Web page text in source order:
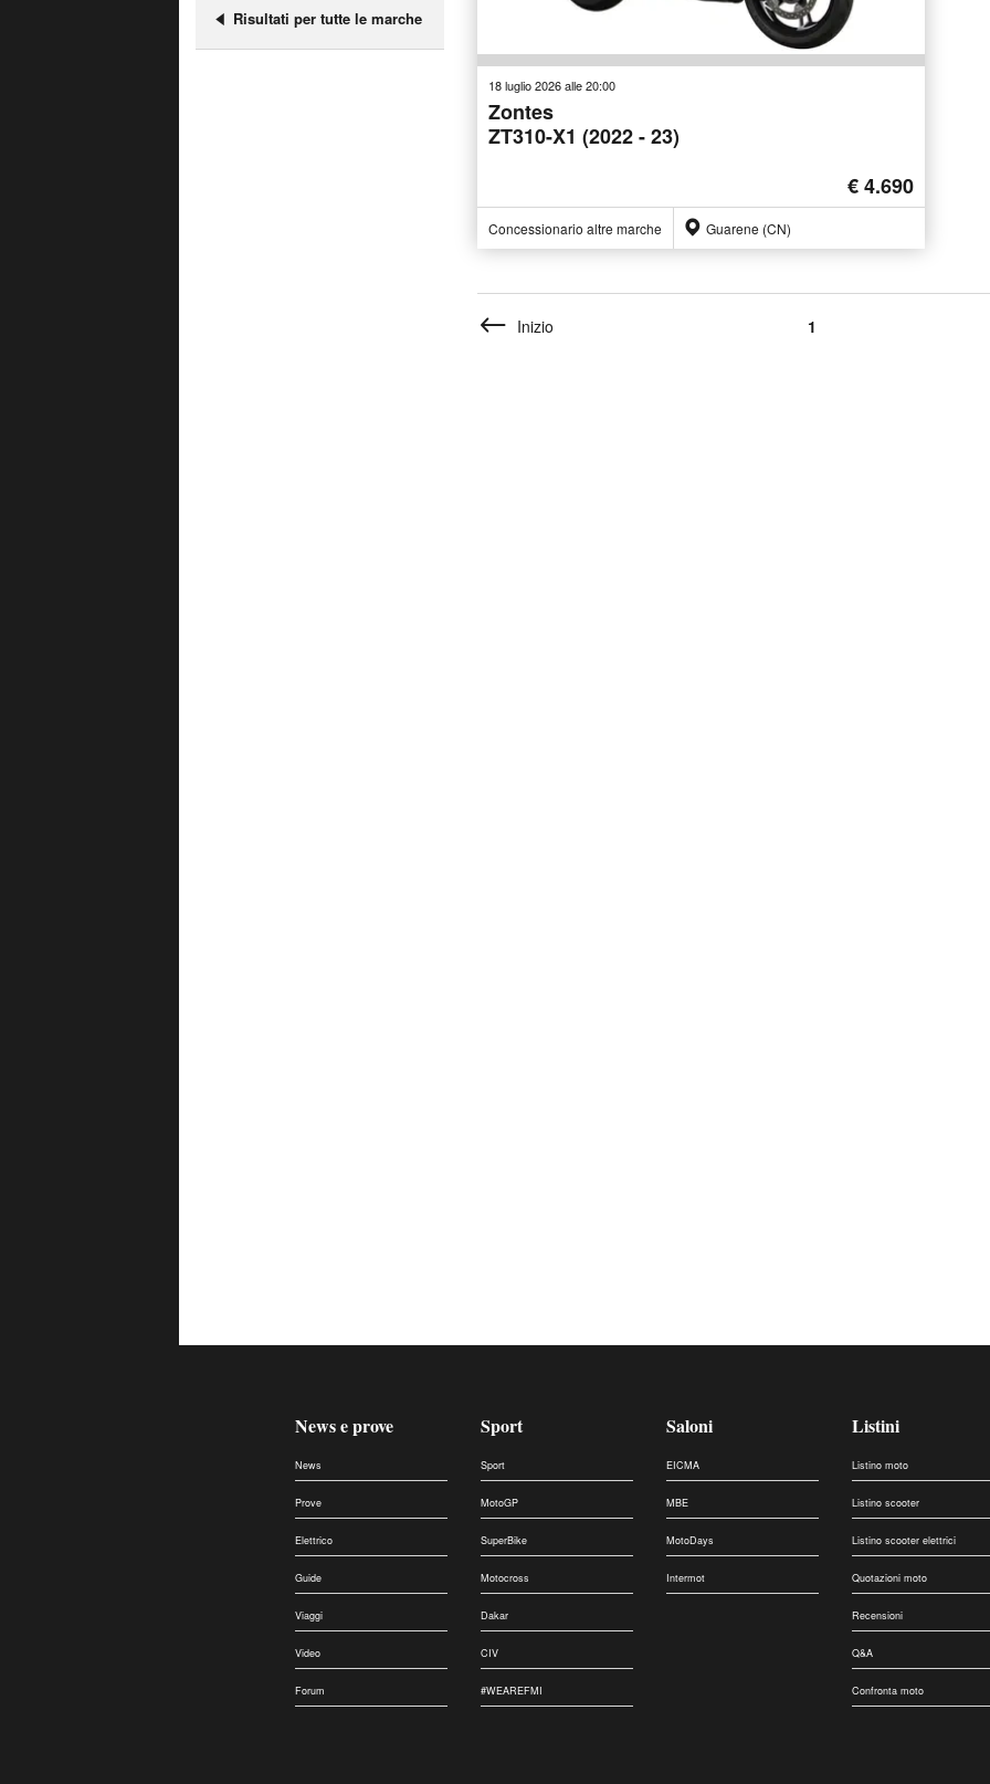
Risultati per tutte le marche
18 luglio 2026 alle 20:00
Zontes
ZT310-X1 (2022 - 23)
€ 4.690
Concessionario altre marche Guarene (CN)
Inizio 1
News e prove
News
Prove
Elettrico
Guide
Viaggi
Video
Forum
Sport
Sport
MotoGP
SuperBike
Motocross
Dakar
CIV
#WEAREFMI
Saloni
EICMA
MBE
MotoDays
Intermot
Listini
Listino moto
Listino scooter
Listino scooter elettrici
Quotazioni moto
Recensioni
Q&A
Confronta moto